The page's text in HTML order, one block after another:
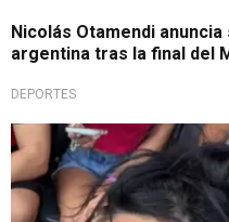
Nicolás Otamendi
argentina tras la final del
DEPORTES
Apuesta ganadora